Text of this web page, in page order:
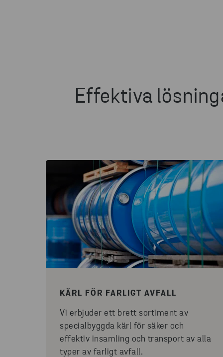
Effektiva
KÄRL FÖR FARLIGT AVFALL
Vi erbjuder ett brett sortiment av
specialbyggda kärl för säker och
effektiv insamling och transport av alla
typer av farligt avfall.